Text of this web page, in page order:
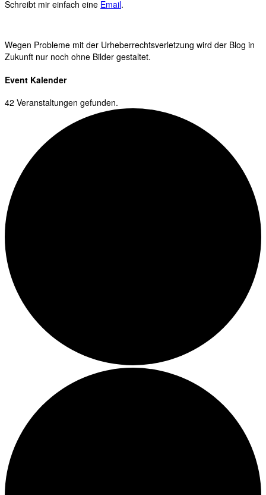
Schreibt mir einfach eine Email.
Wegen Probleme mit der Urheberrechtsverletzung wird der Blog in
Zukunft nur noch ohne Bilder gestaltet.
Event Kalender
42 Veranstaltungen gefunden.